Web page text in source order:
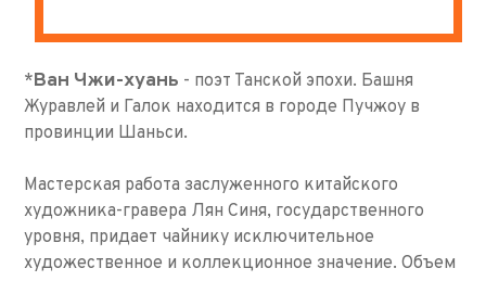
*Ван Чжи-хуань - поэт Танской эпохи. Башня
Журавлей и Галок находится в городе Пучжоу в
провинции Шаньси.
Мастерская работа заслуженного китайского
художника-гравера Лян Синя, государственного
уровня, придает чайнику исключительное
художественное и коллекционное значение. Объем